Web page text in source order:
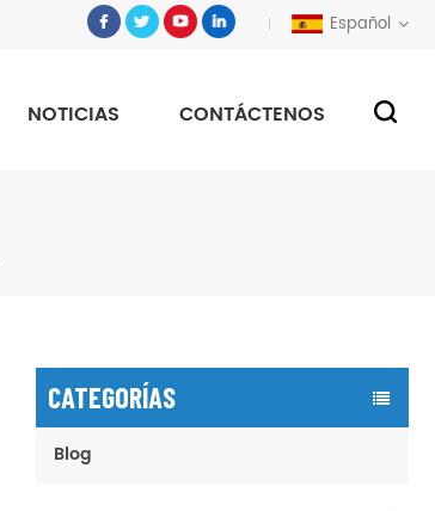
Español
NOTICIAS CONTÁCTENOS
CATEGORÍAS
Blog